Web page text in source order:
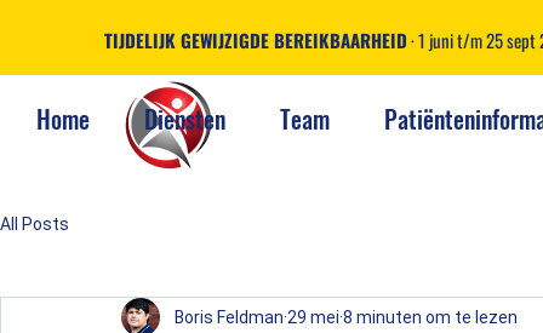
TIJDELIJK GEWIJZIGDE BEREIKBAARHEID· 1 juni t/m 25 sept
Home Diensten Team
All Posts
Boris Feldman 29 mei 8 minuten om te lezen